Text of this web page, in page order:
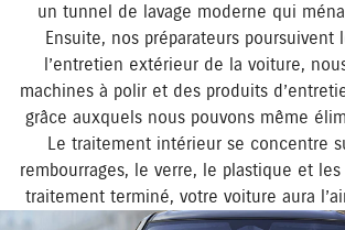
un tunnel de lavage moderne qui
Ensuite, nos préparateurs poursuivent
l’entretien extérieur de la voiture,
machines à polir et des produits
grâce auxquels nous pouvons même
Le traitement intérieur se concentre
rembourrages, le verre, le plastique et
traitement terminé, votre voiture aura